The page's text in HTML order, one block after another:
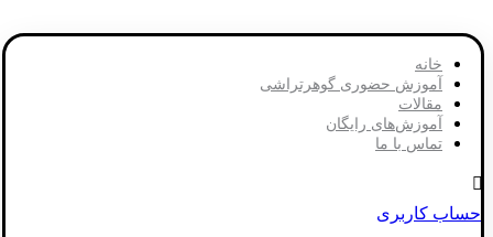
خانه
آموزش حضوری گوهرتراشی
مقالات
آموزش‌های رایگان
تماس با ما
حساب کاربری